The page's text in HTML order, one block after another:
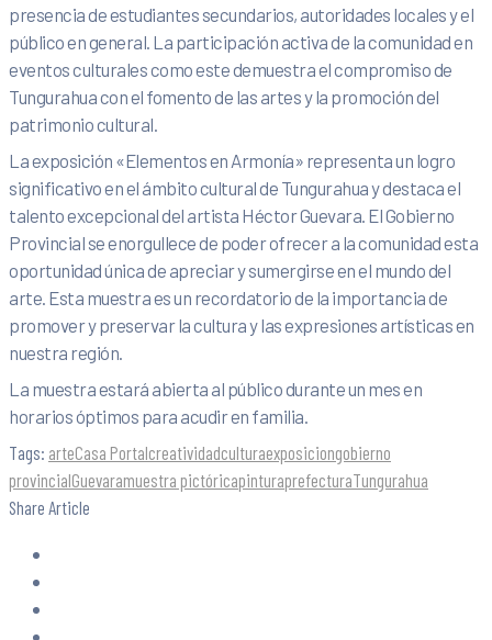
presencia de estudiantes secundarios, autoridades locales y el
público en general. La participación activa de la comunidad en
eventos culturales como este demuestra el compromiso de
Tungurahua con el fomento de las artes y la promoción del
patrimonio cultural.
La exposición «Elementos en Armonía» representa un logro
significativo en el ámbito cultural de Tungurahua y destaca el
talento excepcional del artista Héctor Guevara. El Gobierno
Provincial se enorgullece de poder ofrecer a la comunidad esta
oportunidad única de apreciar y sumergirse en el mundo del
arte. Esta muestra es un recordatorio de la importancia de
promover y preservar la cultura y las expresiones artísticas en
nuestra región.
La muestra estará abierta al público durante un mes en
horarios óptimos para acudir en familia.
Tags: arteCasa Portalcreatividadculturaexposiciongobierno
provincialGuevaramuestra pictóricapinturaprefecturaTungurahua
Share Article